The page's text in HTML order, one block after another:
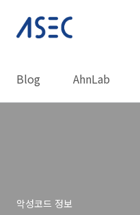
Blog AhnLab
악성코드 정보